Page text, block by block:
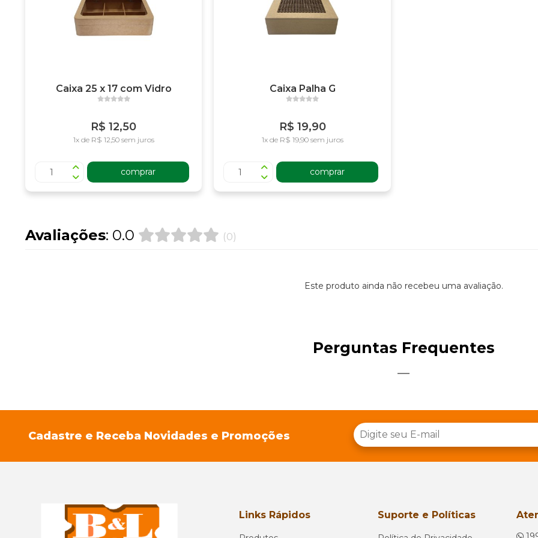
Caixa 25 x 17 com Vidro
R$ 12,50
1x de R$ 12,50 sem juros
comprar
Caixa Palha G
R$ 19,90
1x de R$ 19,90 sem juros
comprar
Avaliações: 0.0 (0)
Este produto ainda não recebeu uma avaliação.
Perguntas Frequentes
Cadastre e Receba Novidades e Promoções
Links Rápidos Suporte e Políticas